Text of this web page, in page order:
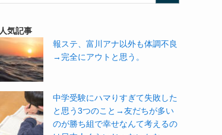
人気記事
報ステ、富川アナ以外も体調不良
→完全にアウトと思う。
中学受験にハマりすぎて失敗した
と思う3つのこと→友だちが多い
のが勝ち組で幸せなんて考えるの